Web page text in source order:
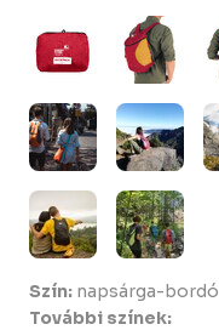
Szín: napsárga-bordó
További színek: